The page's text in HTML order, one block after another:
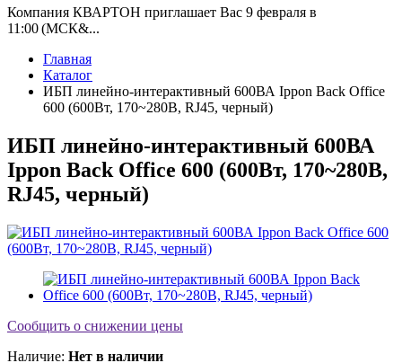
Компания КВАРТОН приглашает Вас 9 февраля в
11:00 (МСК&...
Главная
Каталог
ИБП линейно-интерактивный 600ВА Ippon Back Office
600 (600Вт, 170~280В, RJ45, черный)
ИБП линейно-интерактивный 600ВА
Ippon Back Office 600 (600Вт, 170~280В,
RJ45, черный)
Сообщить о снижении цены
Наличие: Нет в наличии